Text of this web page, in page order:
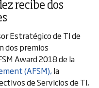
recibe dos
Estratégico de TI de
dos premios
Award 2018 de la
(AFSM),la
de Servicios de TI,